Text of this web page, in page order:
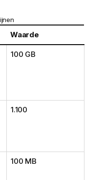
Waarde
100 GB
1.100
100 MB